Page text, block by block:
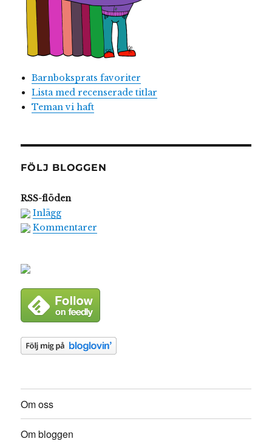
Barnboksprats favoriter
Lista med recenserade titlar
Teman vi haft
FÖLJ BLOGGEN
RSS-flöden
Inlägg
Kommentarer
Om oss
Om bloggen